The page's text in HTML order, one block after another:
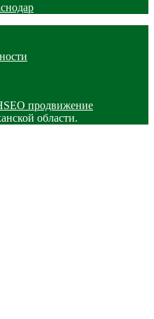
SEO продвижение
области.